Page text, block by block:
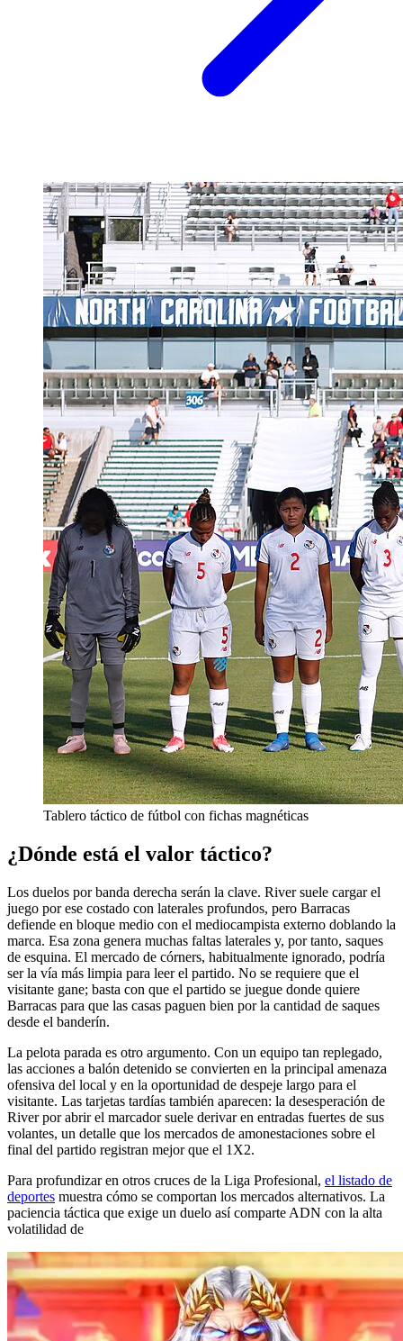
Tablero táctico de fútbol con fichas magnéticas
¿Dónde está el valor táctico?
Los duelos por banda derecha serán la clave. River suele cargar el
juego por ese costado con laterales profundos, pero Barracas
defiende en bloque medio con el mediocampista externo doblando la
marca. Esa zona genera muchas faltas laterales y, por tanto, saques
de esquina. El mercado de córners, habitualmente ignorado, podría
ser la vía más limpia para leer el partido. No se requiere que el
visitante gane; basta con que el partido se juegue donde quiere
Barracas para que las casas paguen bien por la cantidad de saques
desde el banderín.
La pelota parada es otro argumento. Con un equipo tan replegado,
las acciones a balón detenido se convierten en la principal amenaza
ofensiva del local y en la oportunidad de despeje largo para el
visitante. Las tarjetas tardías también aparecen: la desesperación de
River por abrir el marcador suele derivar en entradas fuertes de sus
volantes, un detalle que los mercados de amonestaciones sobre el
final del partido registran mejor que el 1X2.
Para profundizar en otros cruces de la Liga Profesional, el listado de
deportes muestra cómo se comportan los mercados alternativos. La
paciencia táctica que exige un duelo así comparte ADN con la alta
volatilidad de